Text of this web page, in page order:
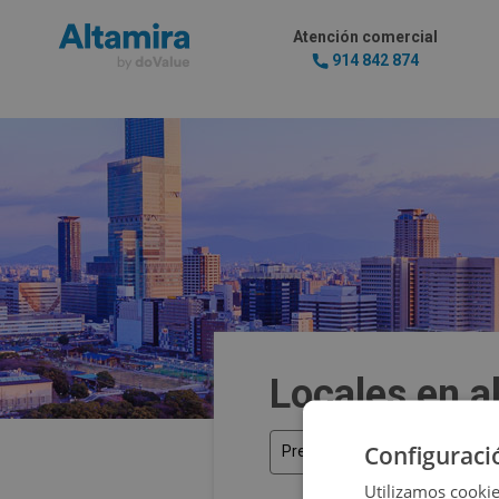
Atención comercial
914 842 874
Locales en
Precio
Utilizamos